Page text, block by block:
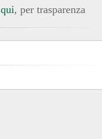
qui, per trasparenza